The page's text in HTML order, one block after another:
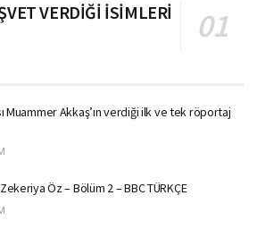
VERDİĞİ İSİMLERİ
Muammer Akkaş’ın verdiği ilk ve tek röportaj
Öz – Bölüm 2 – BBC TÜRKÇE